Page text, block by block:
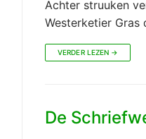
Achter struuken
Westerketier
VERDER LEZEN →
De